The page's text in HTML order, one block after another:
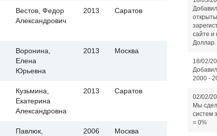
Вестов, Федор
Александрович
2013 Саратов
Воронина,
Елена
Юрьевна
2013 Москва
Кузьмина,
Екатерина
Александровна
2013 Саратов
Павлюк,
2006 Москва
сайте и
Доллар.
18/02/
2000 -
02/02/
Мы
систем
= 0%